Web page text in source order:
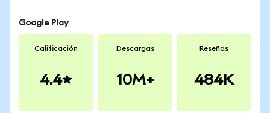
Google Play
Calificación
4.4
Descargas
10M+
Reseñas
484K